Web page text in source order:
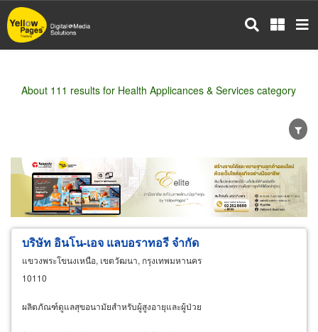
Skip
to
main
About 111 results for Health Applicances & Services category
Wholesale Retail Manufacturer
Dealer
Exporter/Importer
Service Business
บริษัท อินโน-เอจ แลบอราทอรี จำกัด
แขวงพระโขนงเหนือ, เขตวัฒนา, กรุงเทพมหานคร
10110
ผลิตภัณฑ์ดูแลสุขอนามัยสำหรับผู้สูงอายุและผู้ป่วย